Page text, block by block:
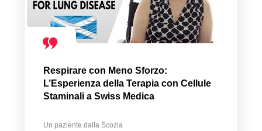
Respirare con Meno Sforzo:
L’Esperienza della Terapia con Cellule
Staminali a Swiss Medica
Un paziente dalla Scozia